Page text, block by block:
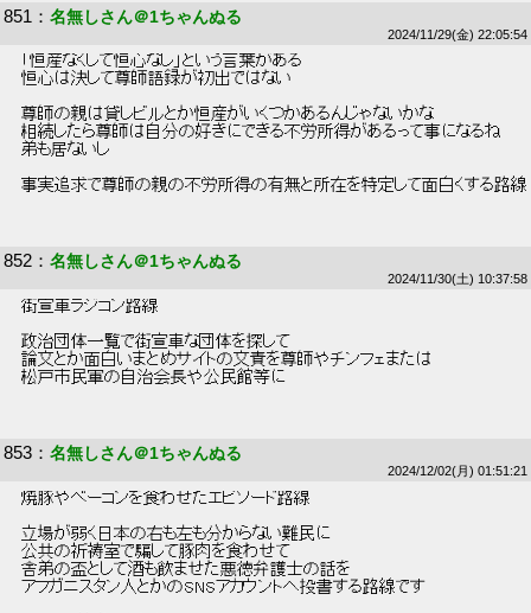
851 ： 名無しさん＠1ちゃんぬる
2024/11/29(金) 22:05:54
「恒産なくして恒心なし」という言葉がある
恒心は決して尊師語録が初出ではない
尊師の親は貸しビルとか恒産がいくつかあるんじゃないかな
相続したら尊師は自分の好きにできる不労所得があるって事になるね
弟も居ないし
事実追求で尊師の親の不労所得の有無と所在を特定して面白くする路線
852 ： 名無しさん＠1ちゃんぬる
2024/11/30(土) 10:37:58
街宣車ラジコン路線
政治団体一覧で街宣車な団体を探して
論文とか面白いまとめサイトの文責を尊師やチンフェまたは
松戸市民軍の自治会長や公民館等に
853 ： 名無しさん＠1ちゃんぬる
2024/12/02(月) 01:51:21
焼豚やベーコンを食わせたエピソード路線
立場が弱く日本の右も左も分からない難民に
公共の祈祷室で騙して豚肉を食わせて
舎弟の盃として酒も飲ませた悪徳弁護士の話を
アフガニスタン人とかのSNSアカウントへ投書する路線です